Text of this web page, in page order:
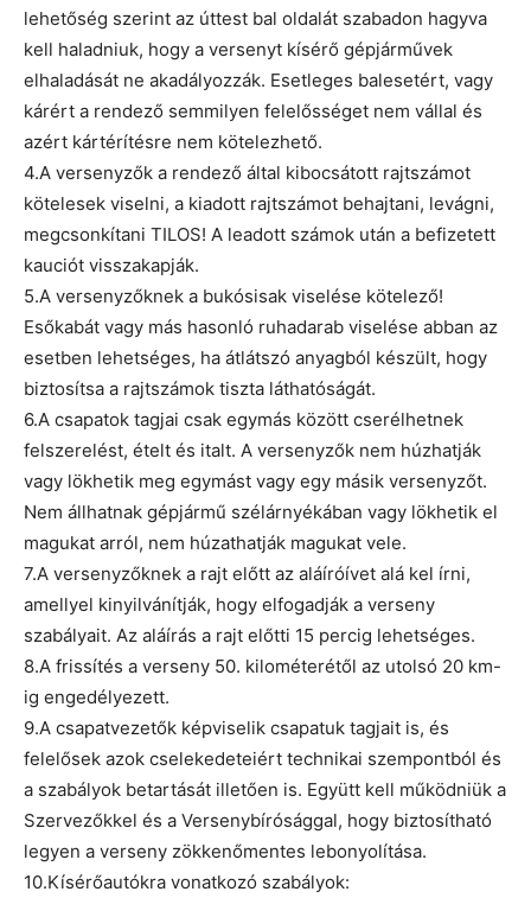
lehetőség szerint az úttest bal oldalát szabadon hagyva
kell haladniuk, hogy a versenyt kísérő gépjárművek
elhaladását ne akadályozzák. Esetleges balesetért, vagy
kárért a rendező semmilyen felelősséget nem vállal és
azért kártérítésre nem kötelezhető.
4.A versenyzők a rendező által kibocsátott rajtszámot
kötelesek viselni, a kiadott rajtszámot behajtani, levágni,
megcsonkítani TILOS! A leadott számok után a befizetett
kauciót visszakapják.
5.A versenyzőknek a bukósisak viselése kötelező!
Esőkabát vagy más hasonló ruhadarab viselése abban az
esetben lehetséges, ha átlátszó anyagból készült, hogy
biztosítsa a rajtszámok tiszta láthatóságát.
6.A csapatok tagjai csak egymás között cserélhetnek
felszerelést, ételt és italt. A versenyzők nem húzhatják
vagy lökhetik meg egymást vagy egy másik versenyzőt.
Nem állhatnak gépjármű szélárnyékában vagy lökhetik el
magukat arról, nem húzathatják magukat vele.
7.A versenyzőknek a rajt előtt az aláíróívet alá kel írni,
amellyel kinyilvánítják, hogy elfogadják a verseny
szabályait. Az aláírás a rajt előtti 15 percig lehetséges.
8.A frissítés a verseny 50. kilométerétől az utolsó 20 km-
ig engedélyezett.
9.A csapatvezetők képviselik csapatuk tagjait is, és
felelősek azok cselekedeteiért technikai szempontból és
a szabályok betartását illetően is. Együtt kell működniük a
Szervezőkkel és a Versenybírósággal, hogy biztosítható
legyen a verseny zökkenőmentes lebonyolítása.
10.Kísérőautókra vonatkozó szabályok: